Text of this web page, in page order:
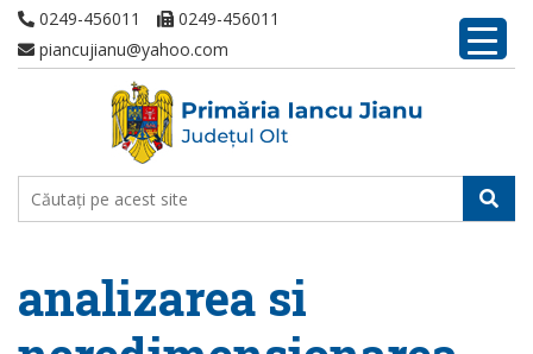
0249-456011
0249-456011
piancujianu@yahoo.com
analizarea si